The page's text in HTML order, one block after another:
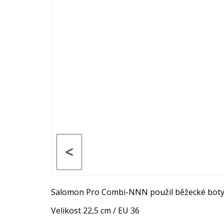
<
Salomon Pro Combi-NNN použil běžecké boty
Velikost 22,5 cm / EU 36